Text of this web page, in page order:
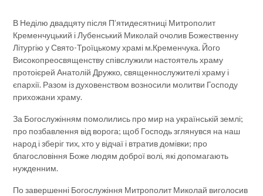
В Неділю двадцяту після П’ятидесятниці Митрополит
Кременчуцький і Лубенський Миколай очолив Божественну
Літургію у Свято-Троїцькому храмі м.Кременчука. Його
Високопреосвященству співслужили настоятель храму
протоієрей Анатолій Дружко, священнослужителі храму і
єпархії. Разом із духовенством возносили молитви Господу
прихожани храму.
За Богослужінням помолились про мир на українській землі;
про позбавлення від ворога; щоб Господь зглянувся на наш
народ і зберіг тих, хто у відчаї і втратив домівки; про
благословіння Боже людям доброї волі, які допомагають
нужденним.
По завершенні Богослужіння Митрополит Миколай виголосив